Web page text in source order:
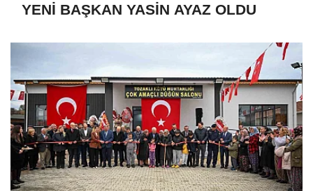
YENİ BAŞKAN YASİN AYAZ OLDU